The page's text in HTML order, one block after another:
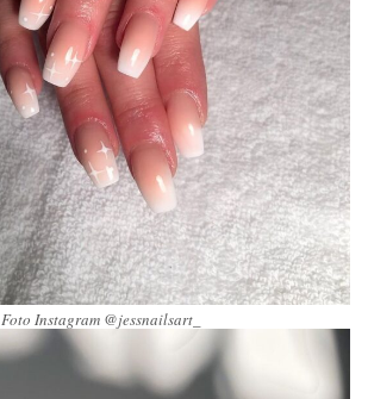
Foto Instagram @jessnailsart_